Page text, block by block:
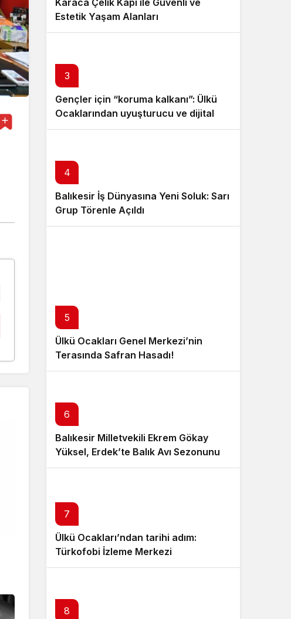
Estetik Yaşam Alanları
3
Gençler için “koruma kalkanı”: Ülkü
Ocaklarından uyuşturucu ve dijital
bağımlılığa karşı seferberlik
4
Balıkesir İş Dünyasına Yeni Soluk: Sarı
Grup Törenle Açıldı
5
Ülkü Ocakları Genel Merkezi’nin
Terasında Safran Hasadı!
6
Balıkesir Milletvekili Ekrem Gökay
Yüksel, Erdek’te Balık Avı Sezonunu
“Vira Bismillah” ile Açtı
7
Ülkü Ocakları’ndan tarihi adım:
Türkofobi İzleme Merkezi
8